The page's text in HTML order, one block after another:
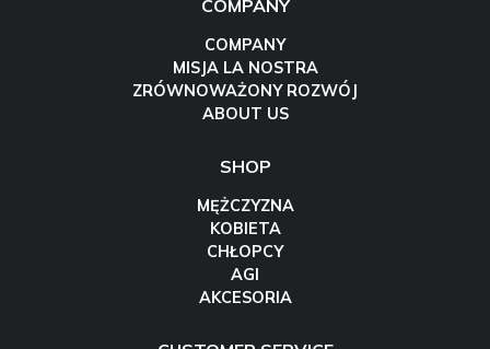
COMPANY
COMPANY
MISJA LA NOSTRA
ZRÓWNOWAŻONY ROZWÓJ
ABOUT US
SHOP
MĘŻCZYZNA
KOBIETA
CHŁOPCY
AGI
AKCESORIA